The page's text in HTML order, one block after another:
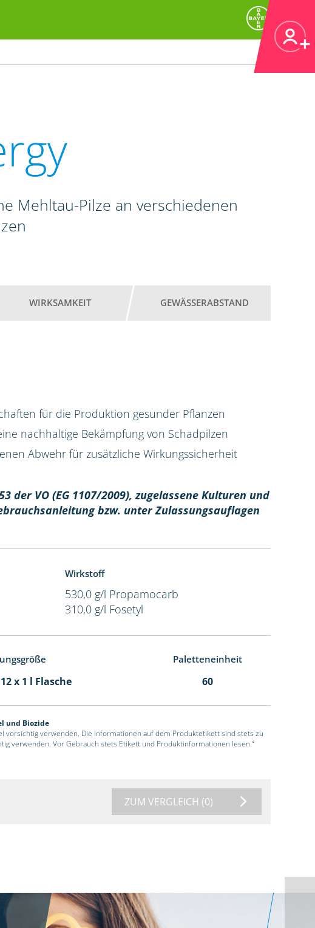
Mehltau-Pilze an verschiedenen
WIRKSAMKEIT GEWÄSSERABSTAND
für die Produktion gesunder Pflanzen
nachhaltige Bekämpfung von Schadpilzen
Abwehr für zusätzliche Wirkungssicherheit
der VO (EG 1107/2009), zugelassene Kulturen und
bzw. unter Zulassungsauflagen
Wirkstoff
530,0 g/l Propamocarb
310,0 g/l Fosetyl
Paletteneinheit
x 1 l Flasche 60
und Biozide
vorsichtig verwenden. Die Informationen auf dem Produktetikett sind stets zu
verwenden. Vor Gebrauch stets Etikett und Produktinformationen lesen.“
ZUM VERGLEICH (0)